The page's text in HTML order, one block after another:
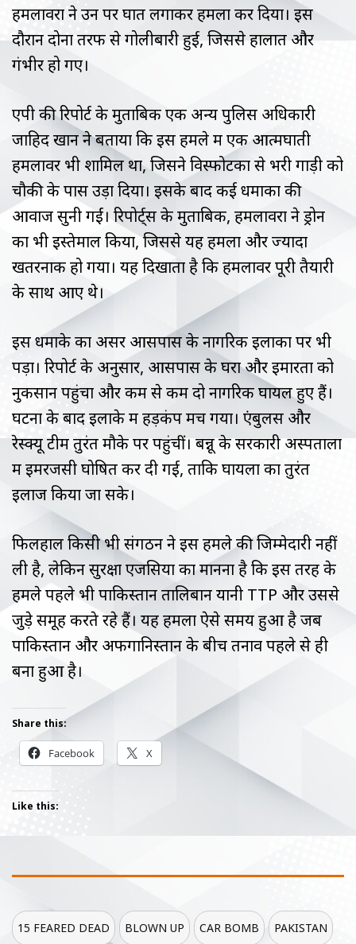
हमलावरों ने उन पर घात लगाकर हमला कर दिया। इस
दौरान दोनों तरफ से गोलीबारी हुई, जिससे हालात और
गंभीर हो गए।
एपी की रिपोर्ट के मुताबिक एक अन्य पुलिस अधिकारी
जाहिद खान ने बताया कि इस हमले में एक आत्मघाती
हमलावर भी शामिल था, जिसने विस्फोटकों से भरी गाड़ी को
चौकी के पास उड़ा दिया। इसके बाद कई धमाकों की
आवाजें सुनी गईं। रिपोर्ट्स के मुताबिक, हमलावरों ने ड्रोन
का भी इस्तेमाल किया, जिससे यह हमला और ज्यादा
खतरनाक हो गया। यह दिखाता है कि हमलावर पूरी तैयारी
के साथ आए थे।
इस धमाके का असर आसपास के नागरिक इलाकों पर भी
पड़ा। रिपोर्ट के अनुसार, आसपास के घरों और इमारतों को
नुकसान पहुंचा और कम से कम दो नागरिक घायल हुए हैं।
घटना के बाद इलाके में हड़कंप मच गया। एंबुलेंस और
रेस्क्यू टीमें तुरंत मौके पर पहुंचीं। बन्नू के सरकारी अस्पतालों
में इमरजेंसी घोषित कर दी गई, ताकि घायलों का तुरंत
इलाज किया जा सके।
फिलहाल किसी भी संगठन ने इस हमले की जिम्मेदारी नहीं
ली है, लेकिन सुरक्षा एजेंसियों का मानना है कि इस तरह के
हमले पहले भी पाकिस्तान तालिबान यानी TTP और उससे
जुड़े समूह करते रहे हैं। यह हमला ऐसे समय हुआ है जब
पाकिस्तान और अफगानिस्तान के बीच तनाव पहले से ही
बना हुआ है।
Share this:
Facebook X
Like this:
15 FEARED DEAD BLOWN UP CAR BOMB PAKISTAN